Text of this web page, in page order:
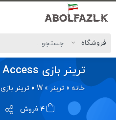
ترینر بازی Witchfire Early Access
خانه » ترینر »
W
» ترینر بازی Witchfire Early Access
4 فروش